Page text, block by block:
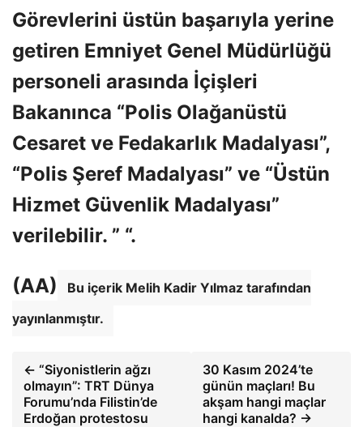
Görevlerini üstün başarıyla yerine
getiren Emniyet Genel Müdürlüğü
personeli arasında İçişleri
Bakanınca “Polis Olağanüstü
Cesaret ve Fedakarlık Madalyası”,
“Polis Şeref Madalyası” ve “Üstün
Hizmet Güvenlik Madalyası”
verilebilir. ” “.
(AA)
Bu içerik Melih Kadir Yılmaz tarafından
yayınlanmıştır.
← “Siyonistlerin ağzı
olmayın”: TRT Dünya
Forumu’nda Filistin’de
Erdoğan protestosu
30 Kasım 2024’te
günün maçları! Bu
akşam hangi maçlar
hangi kanalda? →